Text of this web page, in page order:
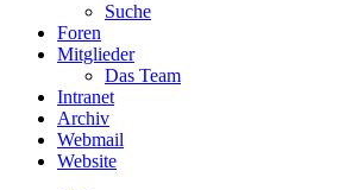
Suche
Foren
Mitglieder
Das Team
Intranet
Archiv
Webmail
Website